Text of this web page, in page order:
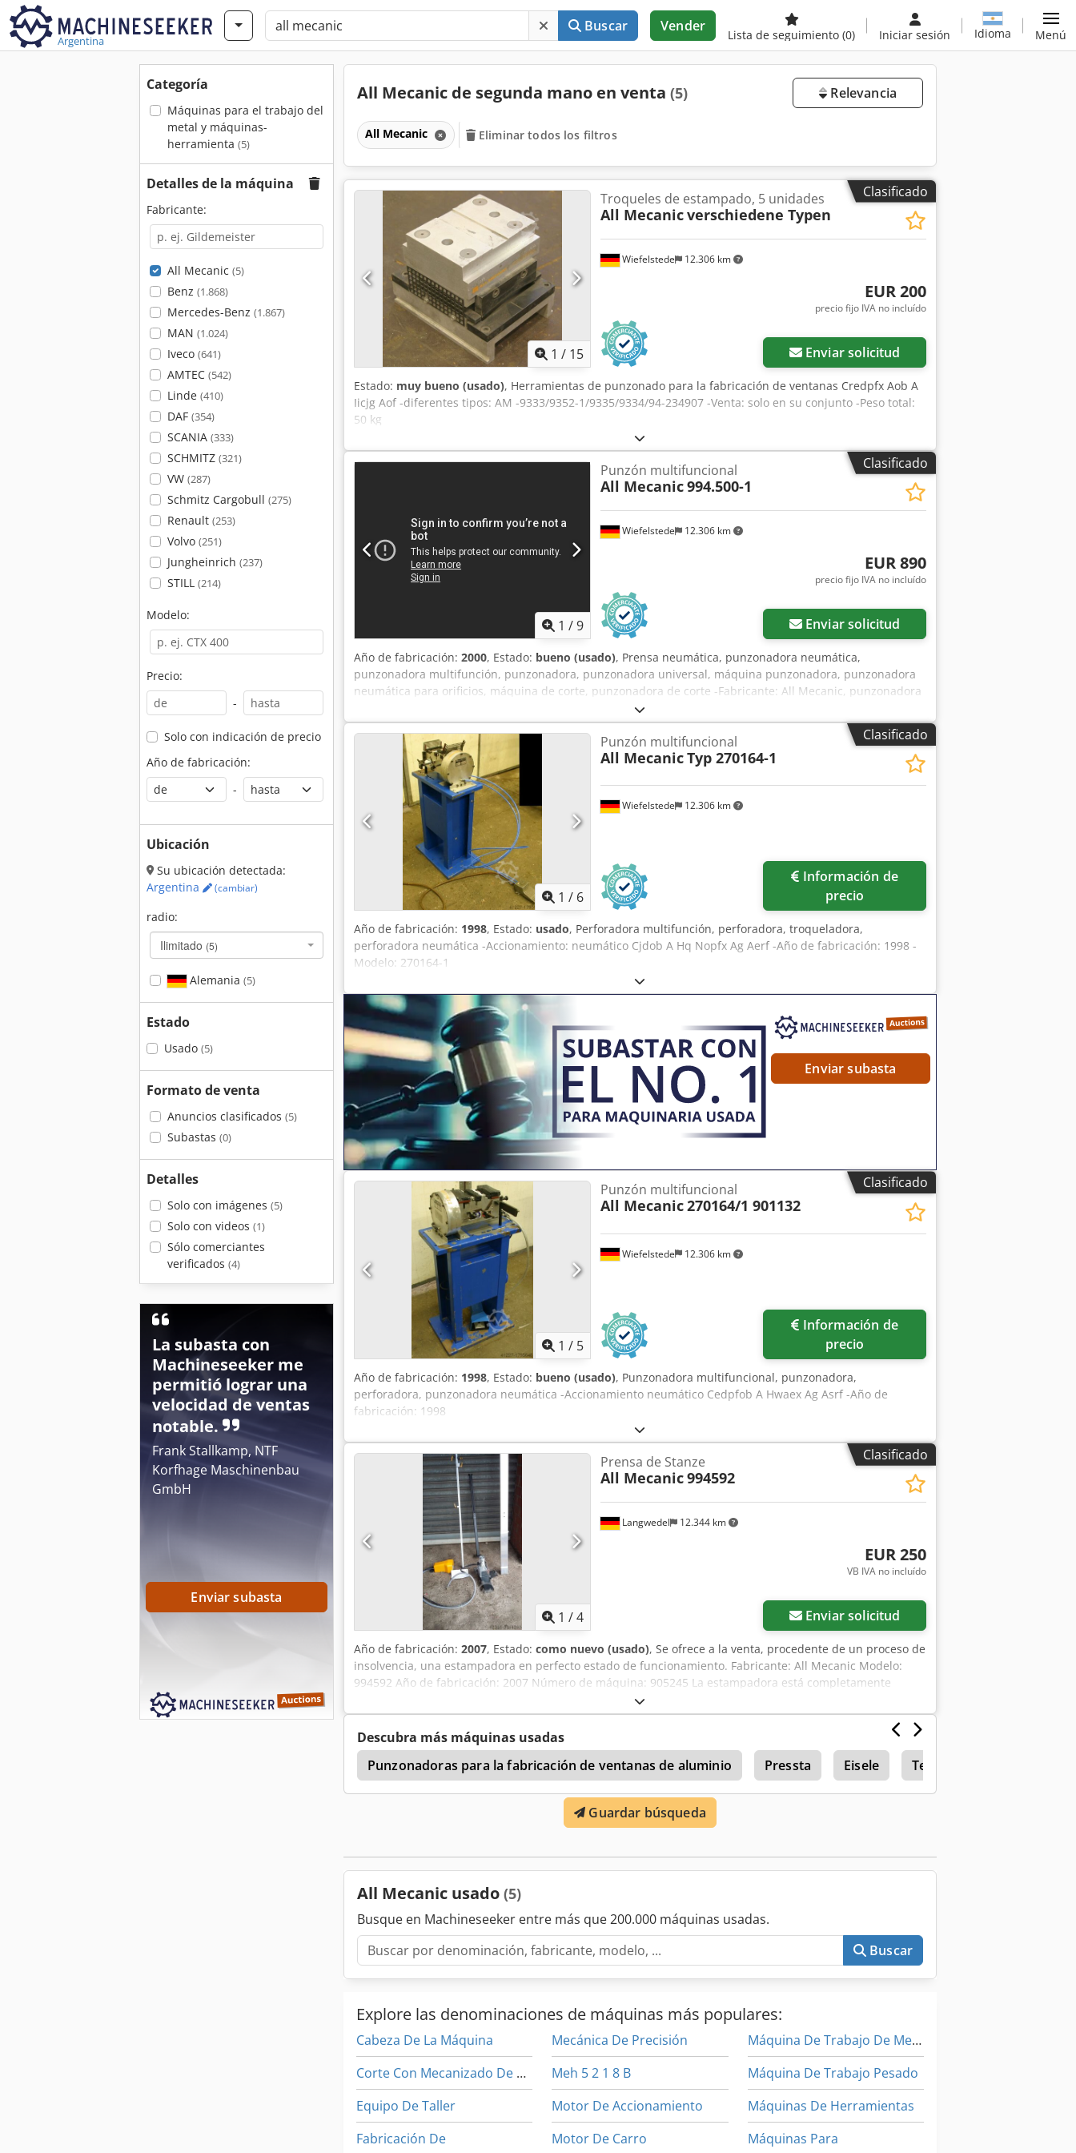
Argentina
Buscar Vender
Lista de seguimiento (0) Iniciar sesión Idioma Menú
Categoría
Máquinas para el trabajo del
metal y máquinas-
herramienta (5)
Detalles de la máquina
Fabricante:
All Mecanic (5)
Benz (1.868)
Mercedes-Benz (1.867)
MAN (1.024)
Iveco (641)
AMTEC (542)
Linde (410)
DAF (354)
SCANIA (333)
SCHMITZ (321)
VW (287)
Schmitz Cargobull (275)
Renault (253)
Volvo (251)
Jungheinrich (237)
STILL (214)
Modelo:
Precio:
-
Solo con indicación de precio
Año de fabricación:
-
Ubicación
Su ubicación detectada:
Argentina
(cambiar)
radio:
Ilimitado (5)
Alemania (5)
Estado
Usado (5)
Formato de venta
Anuncios clasificados (5)
Subastas (0)
Detalles
Solo con imágenes (5)
Solo con videos (1)
Sólo comerciantes
verificados (4)
La subasta con
Machineseeker me
permitió lograr una
velocidad de ventas
notable.
Frank Stallkamp, NTF
Korfhage Maschinenbau
GmbH
Enviar subasta
All Mecanic de segunda mano en venta (5) Relevancia
All Mecanic Eliminar todos los filtros
Clasificado
1 / 15
Wiefelstede 12.306 km
Troqueles de estampado, 5 unidades
All Mecanicverschiedene Typen
EUR 200
precio fijo IVA no incluído
Enviar solicitud
Estado: muy bueno (usado), Herramientas de punzonado para la fabricación de ventanas Credpfx Aob A
Iicjg Aof -diferentes tipos: AM -9333/9352-1/9335/9334/94-234907 -Venta: solo en su conjunto -Peso total:
50 kg
Clasificado
1 /9
Wiefelstede 12.306 km
Punzón multifuncional
All Mecanic994.500-1
EUR 890
precio fijo IVA no incluído
Enviar solicitud
Año de fabricación: 2000, Estado: bueno (usado), Prensa neumática, punzonadora neumática,
punzonadora multifunción, punzonadora, punzonadora universal, máquina punzonadora, punzonadora
neumática para orificios, máquina de corte, punzonadora de corte -Fabricante: All Mecanic, punzonadora
multifunción -Tipo: 994.500-1 Crjdpfx Aegurw Esg Aof -Diseño: accionada neumáticamente, con pedal -
Herramienta de punzonado: ver fotos -Dimensiones: 400/270/A370 mm -Peso: 28 kg
Clasificado
1 / 6
Wiefelstede 12.306 km
Punzón multifuncional
All MecanicTyp 270164-1
precio
Año de fabricación: 1998, Estado: usado, Perforadora multifunción, perforadora, troqueladora,
perforadora neumática -Accionamiento: neumático Cjdob A Hq Nopfx Ag Aerf -Año de fabricación: 1998 -
Modelo: 270164-1
Enviar subasta
Clasificado
1 / 5
Wiefelstede 12.306 km
Punzón multifuncional
All Mecanic270164/1 901132
precio
Año de fabricación: 1998, Estado: bueno (usado), Punzonadora multifuncional, punzonadora,
perforadora, punzonadora neumática -Accionamiento neumático Cedpfob A Hwaex Ag Asrf -Año de
fabricación: 1998
Clasificado
1 /4
Langwedel 12.344 km
Prensa de Stanze
All Mecanic994592
EUR 250
VB IVA no incluído
Enviar solicitud
Año de fabricación: 2007, Estado: como nuevo (usado), Se ofrece a la venta, procedente de un proceso de
insolvencia, una estampadora en perfecto estado de funcionamiento. Fabricante: All Mecanic Modelo:
994592 Año de fabricación: 2007 Número de máquina: 905245 La estampadora está completamente
nueva, ¡sin usar! Crodpfsd En Nfjx Ag Asf Accionamiento neumático mediante pedal +3000 mm de tope,
número de artículo: 994895 +2000 mm de tope, número de artículo: 994894
Descubra más máquinas usadas
Punzonadoras para la fabricación de ventanas de aluminio
Pressta Eisele Tekna
Guardar búsqueda
All Mecanic usado (5)
Busque en Machineseeker entre más que 200.000 máquinas usadas.
Buscar
Explore las denominaciones de máquinas más populares:
Cabeza De La Máquina
Corte Con Mecanizado De Piezas
Equipo De Taller
Fabricación De
Mecánica De Precisión
Meh 5 2 1 8 B
Motor De Accionamiento
Motor De Carro
Máquina De Trabajo De Metal
Máquina De Trabajo Pesado
Máquinas De Herramientas
Máquinas Para